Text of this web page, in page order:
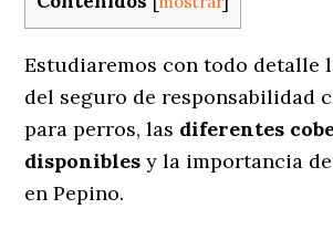
Estudiaremos con todo detalle
del seguro de responsabilidad
para perros, las diferentes
disponibles y la importancia
en Pepino.